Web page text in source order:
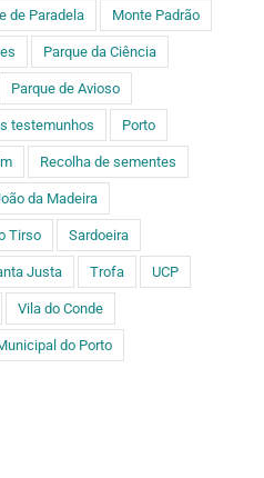
de Paradela Monte Padrão
Parque da Ciência
Parque de Avioso
testemunhos Porto
Recolha de sementes
da Madeira
Tirso Sardoeira
Justa Trofa UCP
Vila do Conde
do Porto